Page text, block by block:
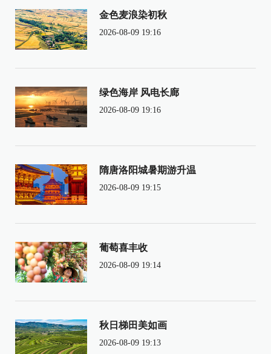
金色麦浪染初秋
2026-08-09 19:16
绿色海岸 风电长廊
2026-08-09 19:16
隋唐洛阳城暑期游升温
2026-08-09 19:15
葡萄喜丰收
2026-08-09 19:14
秋日梯田美如画
2026-08-09 19:13